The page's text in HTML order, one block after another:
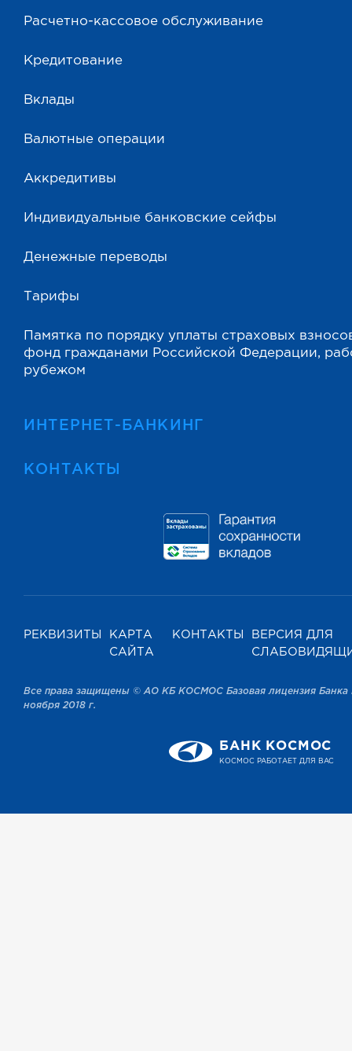
Расчетно-кассовое обслуживание
Кредитование
Вклады
Валютные операции
Аккредитивы
Индивидуальные банковские сейфы
Денежные переводы
Тарифы
Памятка по порядку уплаты страховых
фонд гражданами Российской Федерации,
рубежом
ИНТЕРНЕТ-БАНКИНГ
КОНТАКТЫ
РЕКВИЗИТЫ
КАРТА
САЙТА
КОНТАКТЫ
ВЕРСИЯ ДЛЯ
Все права защищены © АО КБ КОСМОС Базовая лицензия Банка
ноября 2018 г.